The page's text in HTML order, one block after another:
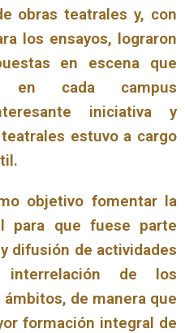
obras teatrales y, con
los ensayos, lograron
en escena que
en cada campus
iniciativa y
estuvo a cargo
objetivo fomentar la
para que fuese parte
difusión de actividades
de los
de manera que
formación integral de